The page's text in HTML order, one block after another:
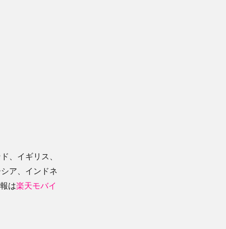
、イギリス、
ア、インドネ
は楽天モバイ